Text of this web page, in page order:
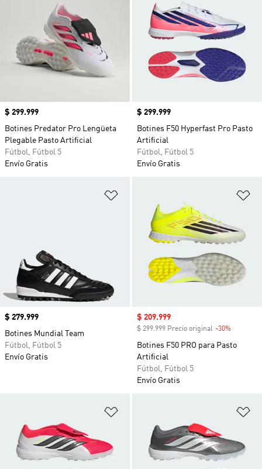
Precio
$ 299.999
Botines Predator Pro Lengüeta
Plegable Pasto Artificial
Fútbol, Fútbol 5
Envío Gratis
Precio
$ 299.999
Botines F50 Hyperfast Pro Pasto
Artificial
Fútbol, Fútbol 5
Envío Gratis
Precio
$ 279.999
Botines Mundial Team
Fútbol, Fútbol 5
Envío Gratis
Precio de venta
$ 209.999
$ 299.999 Precio original -30%
Botines F50 PRO para Pasto
Artificial
Fútbol, Fútbol 5
Envío Gratis